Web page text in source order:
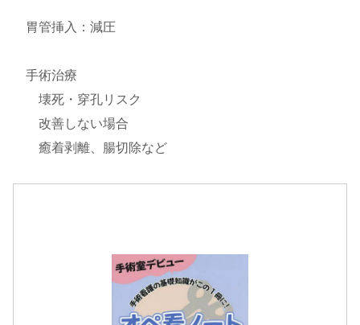
胃管挿入：減圧
手術治療
壊死・穿孔リスク
改善しない場合
癒着剥離、腸切除など